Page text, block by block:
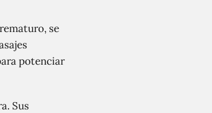
se
potenciar
Sus